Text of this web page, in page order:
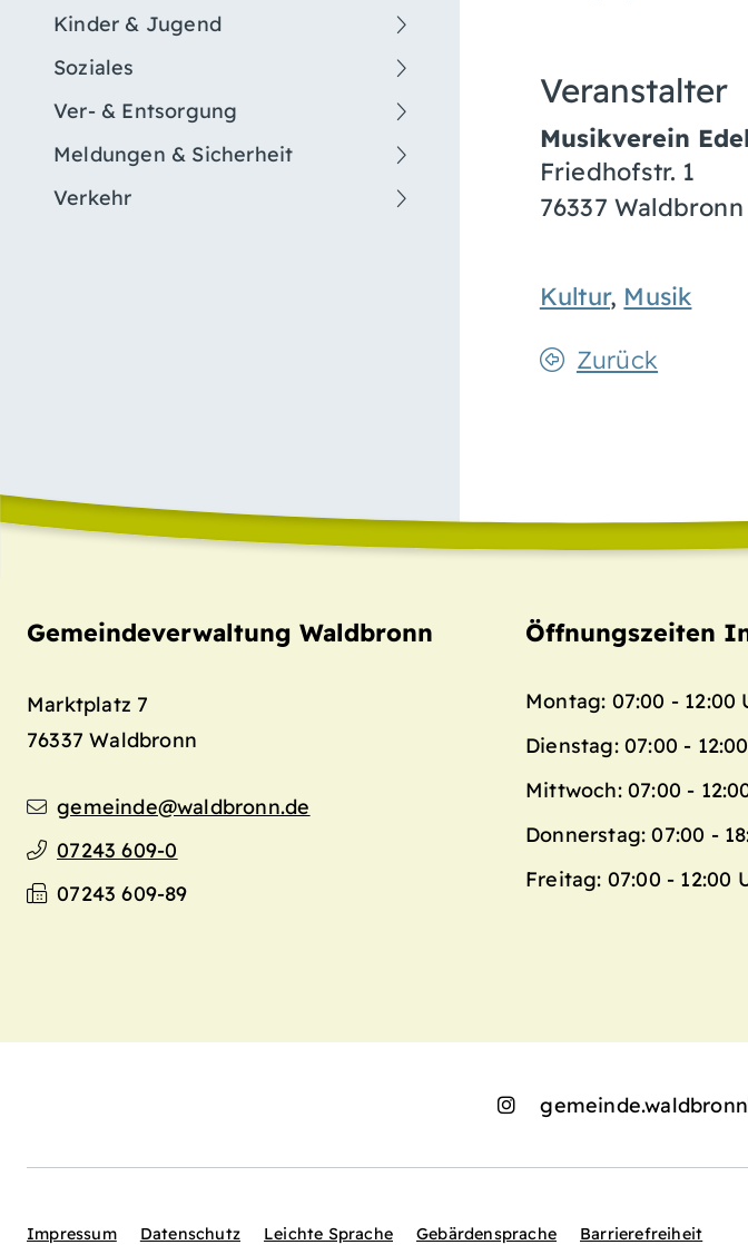
Kinder & Jugend
Soziales
Ver- & Entsorgung
Meldungen & Sicherheit
Verkehr
Veranstalter
Musikverein
Friedhofstr. 1
76337 Waldbronn
Kultur, Musik
Zurück
Gemeindeverwaltung Waldbronn
Marktplatz 7
76337 Waldbronn
gemeinde@waldbronn.de
07243 609-0
07243 609-89
Öffnungszeiten
Montag: 07:00 - 12:00
Dienstag: 07:00 -
Mittwoch: 07:00 -
Donnerstag: 07:00 -
Freitag: 07:00 - 12:00
gemeinde.waldbronn
Impressum Datenschutz Leichte Sprache Gebärdensprache Barrierefreiheit